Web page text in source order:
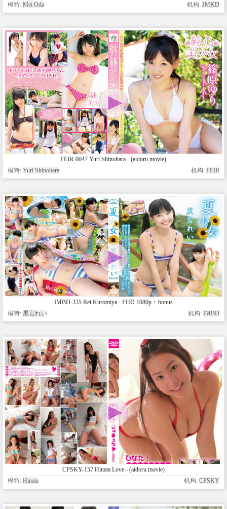
模特: Mei Oda 机构: JMKD
FEIR-0047 Yuri Shinohara - (aidoru movie)
模特: Yuri Shinohara 机构: FEIR
IMBD-335 Rei Kuromiya - FHD 1080p + bonus
模特: 黒宮れい 机构: IMBD
CPSKY-157 Hinata Love - (aidoru movie)
模特: Hinata 机构: CPSKY